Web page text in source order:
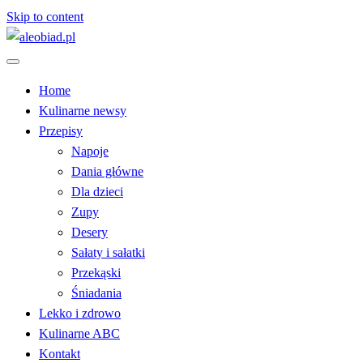
Skip to content
aleobiad.pl
Home
Kulinarne newsy
Przepisy
Napoje
Dania główne
Dla dzieci
Zupy
Desery
Sałaty i sałatki
Przekąski
Śniadania
Lekko i zdrowo
Kulinarne ABC
Kontakt